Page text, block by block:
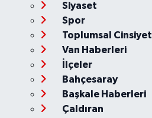
Siyaset
Spor
Toplumsal Cinsiyet
Van Haberleri
İlçeler
Bahçesaray
Başkale Haberleri
Çaldıran